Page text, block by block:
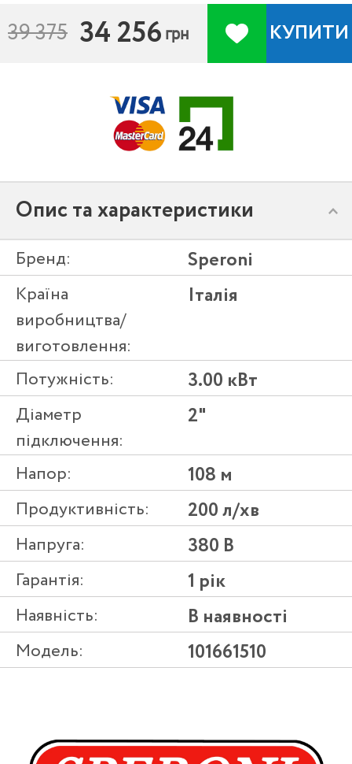
39 375 34 256 грн КУПИТИ
Опис та характеристики
Бренд: Speroni
Країна
виробництва/
виготовлення:
Італія
Потужність: 3.00 кВт
Діаметр
підключення:
2"
Напор: 108 м
Продуктивність: 200 л/хв
Напруга: 380 В
Гарантія: 1 рік
Наявність: В наявності
Модель: 101661510